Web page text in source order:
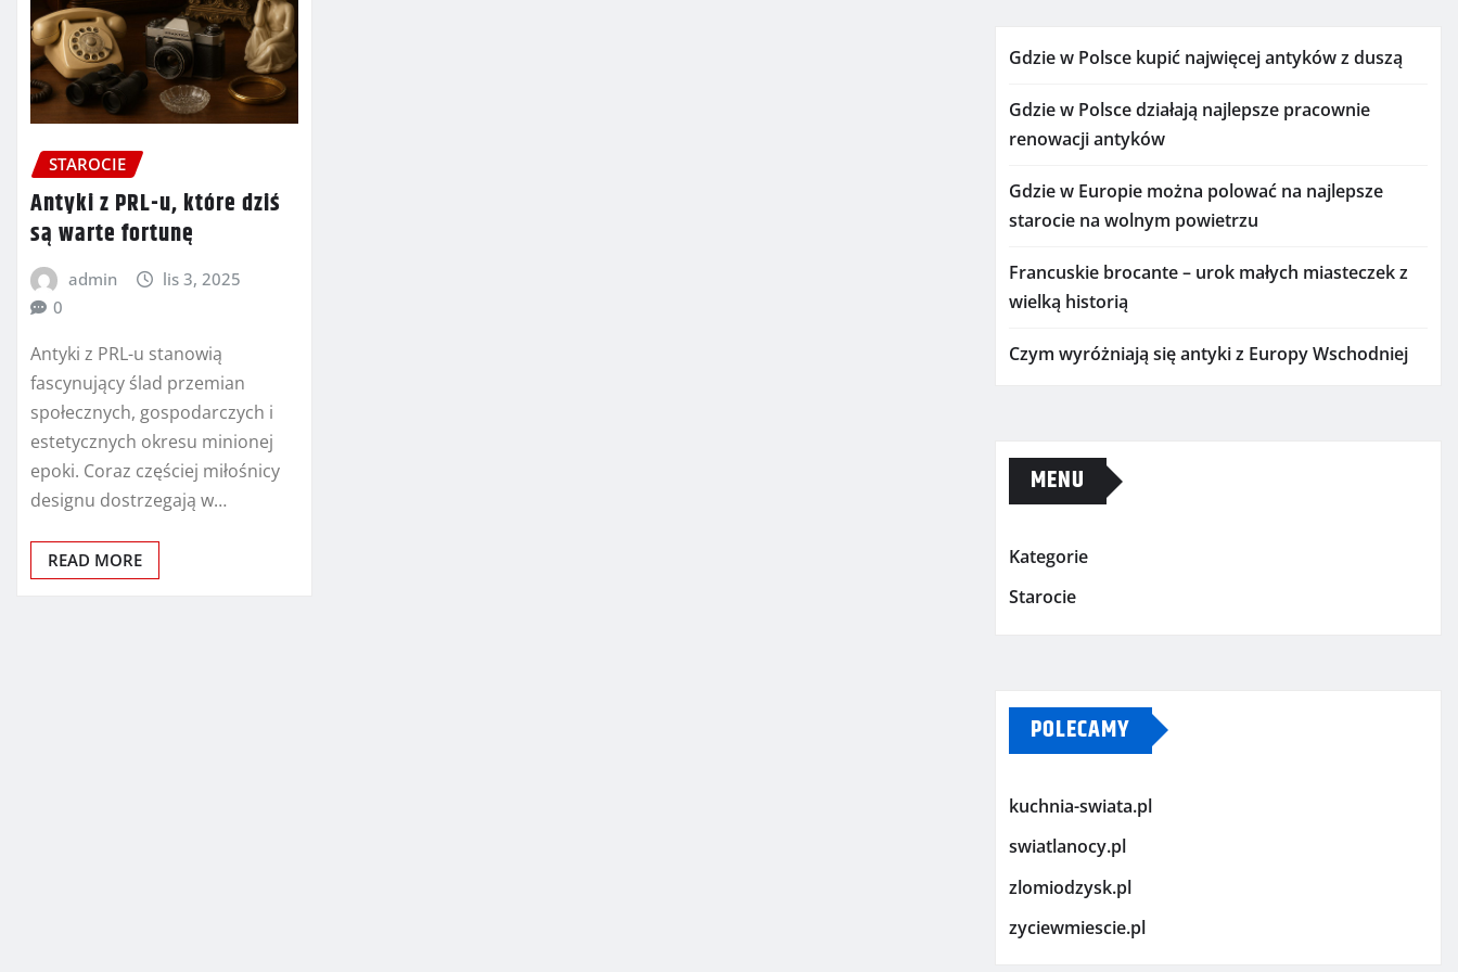
STAROCIE
Antyki z PRL-u, które dziś
są warte fortunę
admin
lis 3, 2025
0
Antyki z PRL-u stanowią
fascynujący ślad przemian
społecznych, gospodarczych i
estetycznych okresu minionej
epoki. Coraz częściej miłośnicy
designu dostrzegają w…
READ MORE
Gdzie w Polsce kupić najwięcej antyków z duszą
Gdzie w Polsce działają najlepsze pracownie
renowacji antyków
Gdzie w Europie można polować na najlepsze
starocie na wolnym powietrzu
Francuskie brocante – urok małych miasteczek z
wielką historią
Czym wyróżniają się antyki z Europy Wschodniej
MENU
Kategorie
Starocie
POLECAMY
kuchnia-swiata.pl
swiatlanocy.pl
zlomiodzysk.pl
zyciewmiescie.pl